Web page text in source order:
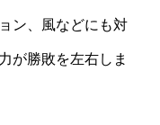
ン、風などにも対
が勝敗を左右しま